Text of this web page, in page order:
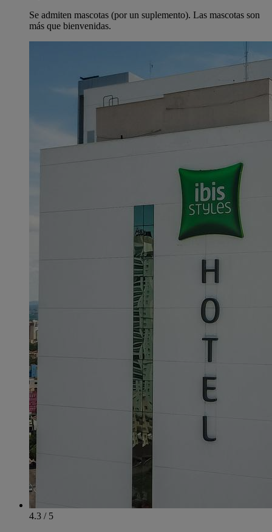
Se admiten mascotas (por un suplemento). Las mascotas son
más que bienvenidas.
4.3 / 5